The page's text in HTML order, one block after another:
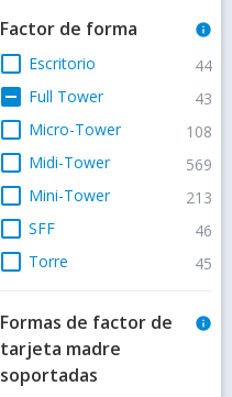
Factor de forma info
check_box_outline_blank Escritorio 44
indeterminate_check_box Full Tower 43
check_box_outline_blank Micro-Tower 108
check_box_outline_blank Midi-Tower 569
check_box_outline_blank Mini-Tower 213
check_box_outline_blank SFF 46
check_box_outline_blank Torre 45
Formas de factor de
tarjeta madre
soportadas
info